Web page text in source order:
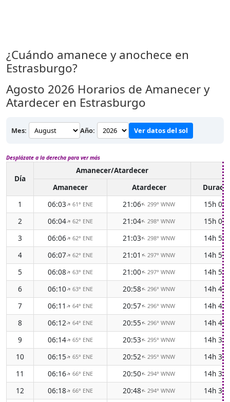
¿Cuándo amanece y anochece en
Estrasburgo?
Agosto 2026 Horarios de Amanecer y
Atardecer en Estrasburgo
Mes: Año: Ver datos del sol
Desplázate a la derecha para ver más
Día
Amanecer/Atardecer
Amanecer
Atardecer
1
06:03↑61° ENE 21:06↑299° WNW
15h
2
06:04↑62° ENE 21:04↑298° WNW
15h
3
06:06↑62° ENE 21:03↑298° WNW
14h
4
06:07↑62° ENE 21:01 ↑297° WNW
14h
5
06:08↑63° ENE 21:00↑297° WNW
14h
6
06:10↑63° ENE 20:58↑296° WNW
14h
7
06:11 ↑64° ENE 20:57↑296° WNW
14h
8
06:12↑64° ENE 20:55↑296° WNW
14h
9
06:14↑65° ENE 20:53↑295° WNW
14h
10
06:15↑65° ENE 20:52↑295° WNW
14h
11
06:16↑66° ENE 20:50↑294° WNW
14h
12
06:18↑66° ENE 20:48↑294° WNW
14h